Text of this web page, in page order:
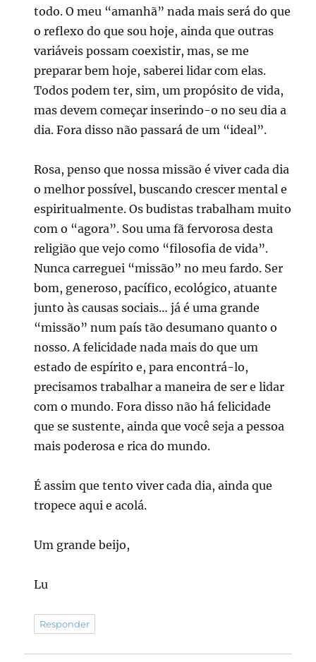
todo. O meu “amanhã” nada mais será do que
o reflexo do que sou hoje, ainda que outras
variáveis possam coexistir, mas, se me
preparar bem hoje, saberei lidar com elas.
Todos podem ter, sim, um propósito de vida,
mas devem começar inserindo-o no seu dia a
dia. Fora disso não passará de um “ideal”.
Rosa, penso que nossa missão é viver cada dia
o melhor possível, buscando crescer mental e
espiritualmente. Os budistas trabalham muito
com o “agora”. Sou uma fã fervorosa desta
religião que vejo como “filosofia de vida”.
Nunca carreguei “missão” no meu fardo. Ser
bom, generoso, pacífico, ecológico, atuante
junto às causas sociais… já é uma grande
“missão” num país tão desumano quanto o
nosso. A felicidade nada mais do que um
estado de espírito e, para encontrá-lo,
precisamos trabalhar a maneira de ser e lidar
com o mundo. Fora disso não há felicidade
que se sustente, ainda que você seja a pessoa
mais poderosa e rica do mundo.
É assim que tento viver cada dia, ainda que
tropece aqui e acolá.
Um grande beijo,
Lu
Responder